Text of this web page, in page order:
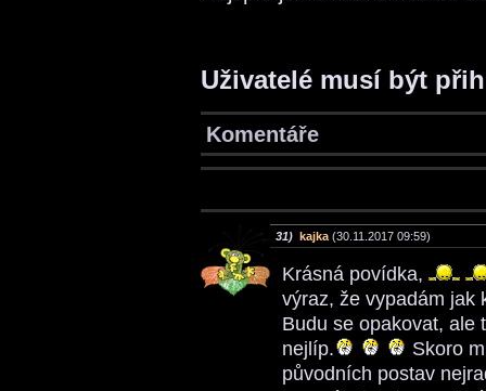
Uživatelé musí být
Komentáře
31) kajka (30.11.2017 09:59)
Krásná povídka,
výraz, že vypadám jak
Budu se opakovat, ale
nejlíp.
Skoro
původních postav